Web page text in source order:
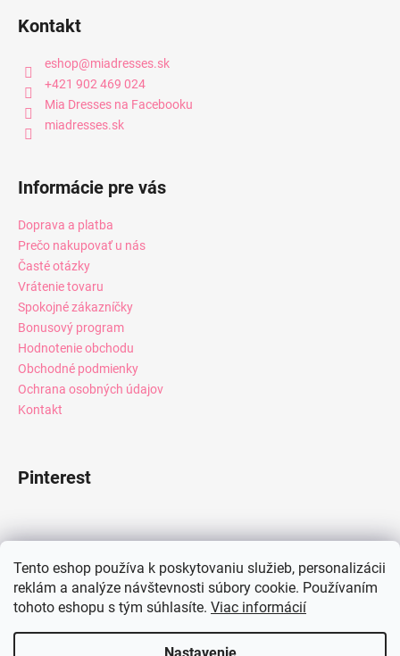
Tento eshop používa k poskytovaniu služieb, personalizácii
reklám a analýze návštevnosti súbory cookie. Používaním
tohoto eshopu s tým súhlasíte. Viac informácií
Kontakt
eshop@miadresses.sk
+421 902 469 024
Mia Dresses na Facebooku
miadresses.sk
Informácie pre vás
Doprava a platba
Prečo nakupovať u nás
Časté otázky
Vrátenie tovaru
Spokojné zákazníčky
Bonusový program
Hodnotenie obchodu
Obchodné podmienky
Ochrana osobných údajov
Kontakt
Pinterest
Instagram